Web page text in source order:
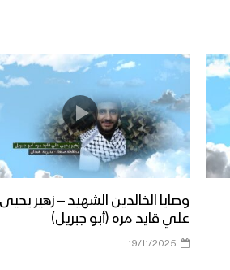
وصايا الخالدين الشهيد – زهير يحيى
علي قايد مره (أبو جبريل)
19/11/2025